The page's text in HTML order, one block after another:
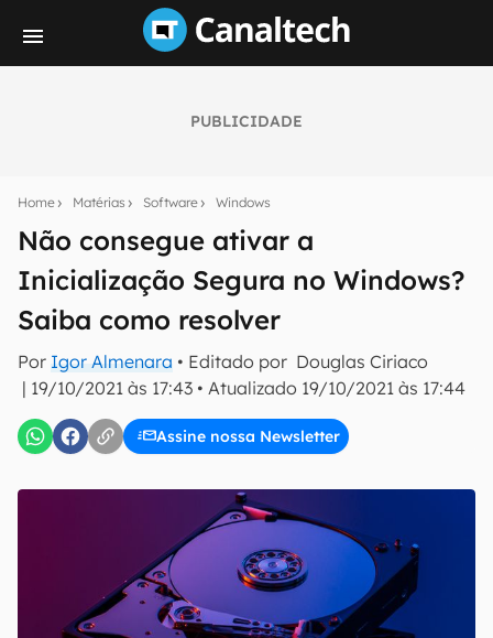
PUBLICIDADE
Home Matérias Software Windows
Não consegue ativar a
Inicialização Segura no Windows?
Saiba como resolver
Por Igor Almenara • Editado por Douglas Ciriaco
| 19/10/2021 às 17:43 • Atualizado 19/10/2021 às 17:44
Assine nossa Newsletter
notícias e reviews sobre tecnologia em primeira
E-mail
inscreva-se
Confirmo que li, aceito e concordo com os Termos de
Uso e Política de Privacidade do Canaltech.